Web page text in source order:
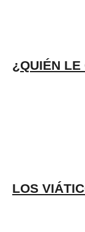
¿QUIÉN
LOS